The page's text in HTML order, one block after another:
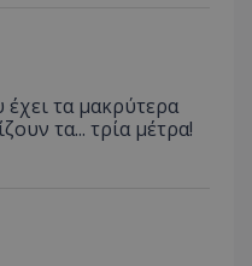
έχει τα μακρύτερα
τα... τρία μέτρα!